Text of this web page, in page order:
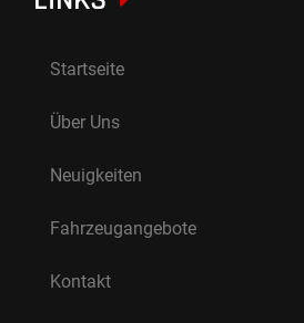
Startseite
Über Uns
Neuigkeiten
Fahrzeugangebote
Kontakt